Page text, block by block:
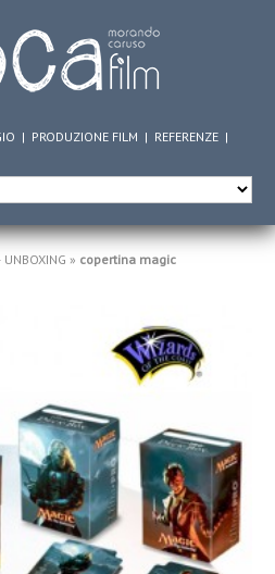
| PRODUZIONE FILM | REFERENZE |
UNBOXING » copertina magic